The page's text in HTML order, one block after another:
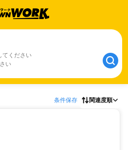
てください
い
条件保存 関連度順